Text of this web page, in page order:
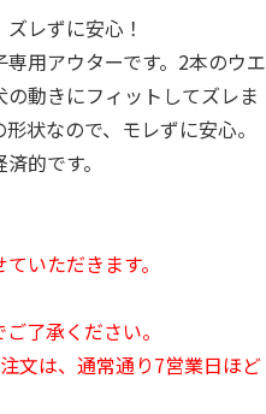
レずに安心！
用アウターです。2本のウエ
動きにフィットしてズレま
状なので、モレずに安心。
的です。
いただきます。
了承ください。
文は、通常通り7営業日ほど